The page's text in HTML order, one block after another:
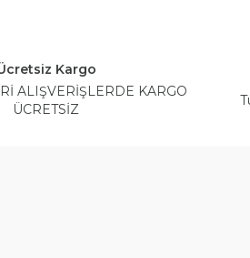
Kargo
ALIŞVERİŞLERDE KARGO
ÜCRETSİZ